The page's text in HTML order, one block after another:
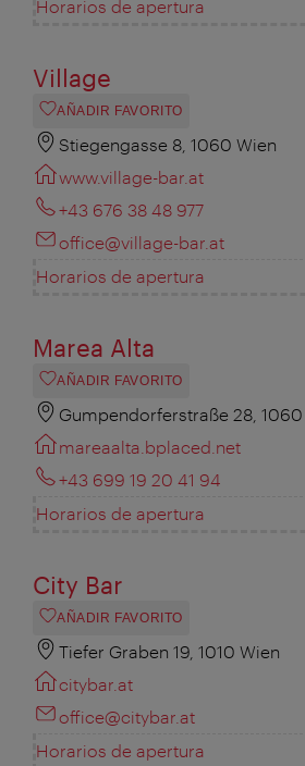
Horarios de apertura
Village
AÑADIR FAVORITO
Stiegengasse 8, 1060 Wien
www.village-bar.at
+43 676 38 48 977
office@village-bar.at
Horarios de apertura
Marea Alta
AÑADIR FAVORITO
Gumpendorferstraße 28, 1060
mareaalta.bplaced.net
+43 699 19 20 41 94
Horarios de apertura
City Bar
AÑADIR FAVORITO
Tiefer Graben 19, 1010 Wien
citybar.at
office@citybar.at
Horarios de apertura